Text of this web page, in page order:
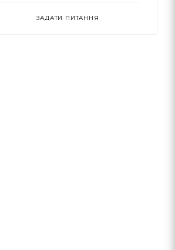
ЗАДАТИ ПИТАННЯ